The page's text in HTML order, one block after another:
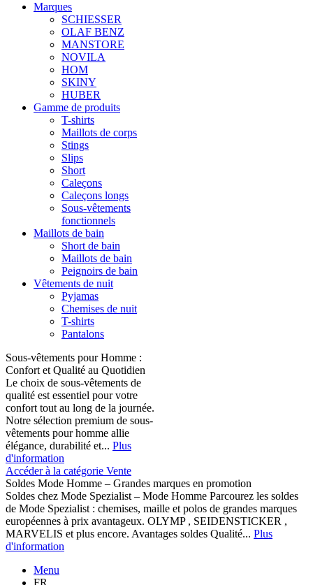
Marques
SCHIESSER
OLAF BENZ
MANSTORE
NOVILA
HOM
SKINY
HUBER
Gamme de produits
T-shirts
Maillots de corps
Stings
Slips
Short
Caleçons
Caleçons longs
Sous-vêtements
fonctionnels
Maillots de bain
Short de bain
Maillots de bain
Peignoirs de bain
Vêtements de nuit
Pyjamas
Chemises de nuit
T-shirts
Pantalons
Sous-vêtements pour Homme :
Confort et Qualité au Quotidien
Le choix de sous-vêtements de
qualité est essentiel pour votre
confort tout au long de la journée.
Notre sélection premium de sous-
vêtements pour homme allie
élégance, durabilité et... Plus
d'information
Accéder à la catégorie Vente
Soldes Mode Homme – Grandes marques en promotion
Soldes chez Mode Spezialist – Mode Homme Parcourez les soldes
de Mode Spezialist : chemises, maille et polos de grandes marques
européennes à prix avantageux. OLYMP , SEIDENSTICKER ,
MARVELIS et plus encore. Avantages soldes Qualité... Plus
d'information
Menu
FR